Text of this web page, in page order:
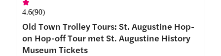
4.6(90)
Old Town Trolley Tours: St. Augustine Hop-
on Hop-off Tour met St. Augustine History
Museum Tickets